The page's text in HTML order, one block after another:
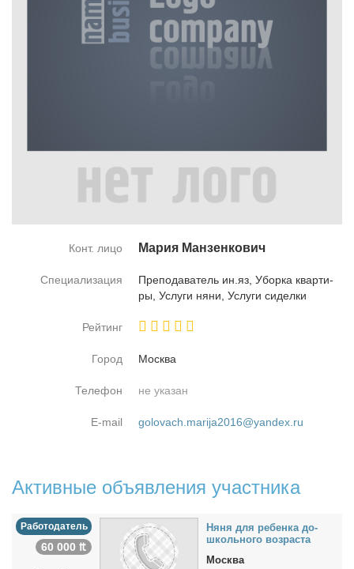
Конт. лицо Ма­рия Ман­зен­ко­вич
Специализация
Пре­по­да­ва­тель ин.яз, Убор­ка квар­ти­
ры, Услу­ги ня­ни, Услу­ги си­дел­ки
Рейтинг
Город Москва
Телефон не указан
E-mail golovach.marija2016@yandex.ru
Активные объявления участника
Работодатель
60 000 ₶
Ня­ня для ре­бен­ка до­
школь­но­го воз­рас­та
Москва